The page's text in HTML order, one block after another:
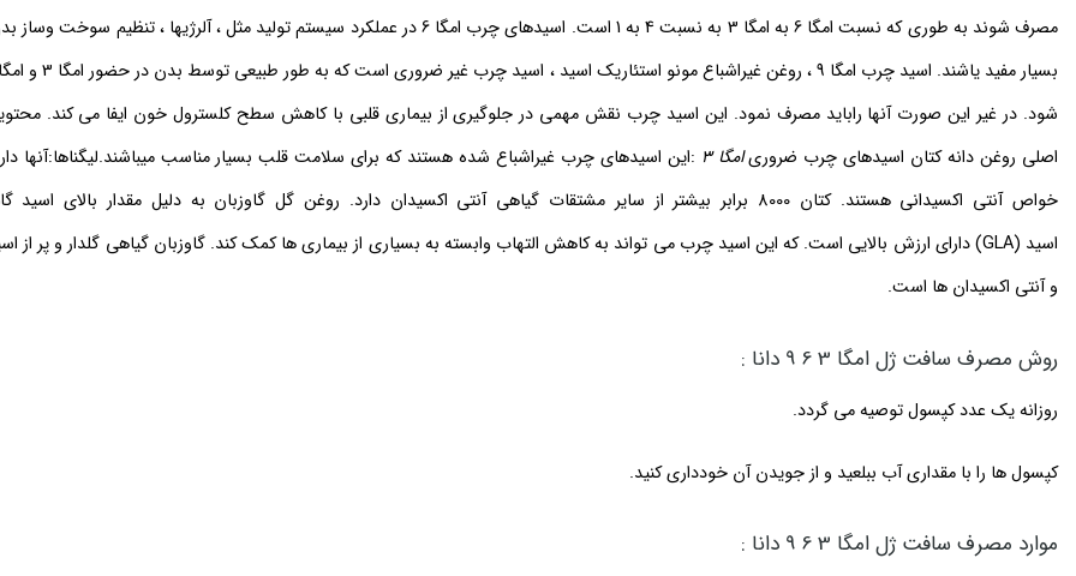
مصرف شوند به طوری که نسبت امگا 6 به امگا 3 به نسبت 4 به 1 است. اسیدهای چرب امگا 6 در عملکرد سیستم تولید مثل ، آلرژیها ،
شود. در غیر این صورت آنها راباید مصرف نمود. این اسید چرب نقش مهمی در جلوگیری از بیماری قلبی با کاهش سطح کلسترول خون ایفا می کند.
اصلی روغن دانه کتان اسیدهای چرب ضروری امگا 3 :این اسیدهای چرب غیراشباع شده هستند که برای سلامت قلب بسیار مناسب میباشند.لیگناها:آنها
خواص آنتی اکسیدانی هستند. کتان 8000 برابر بیشتر از سایر مشتقات گیاهی آنتی اکسیدان دارد.
روغن گل گاوزبان به دلیل مقدار بالای اسید
اسید (GLA)
دارای ارزش بالایی است. که این اسید چرب می تواند به کاهش التهاب وابسته به بسیاری از بیماری ها کمک کند. گاوزبان گیاهی گلدار و پر از
و آنتی اکسیدان ها است.
روش مصرف سافت ژل امگا 3 6 9 دانا :
روزانه یک عدد کپسول توصیه می گردد.
کپسول ها را با مقداری آب ببلعید و از جویدن آن خودداری کنید.
موارد مصرف سافت ژل امگا 3 6 9 دانا :